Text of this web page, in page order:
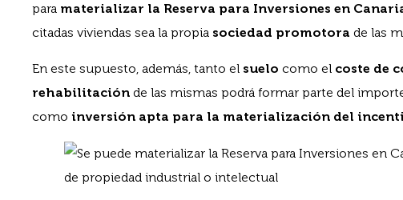
para materializar la Reserva para Inversiones en
citadas viviendas sea la propia sociedad promotora de las
En este supuesto, además, tanto el suelo como el coste de
rehabilitación de las mismas podrá formar parte del
como inversión apta para la materialización del